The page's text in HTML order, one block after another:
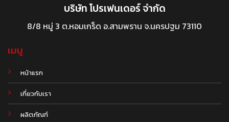
บริษัท โปรเฟนเดอร์ จำกัด
8/8 หมู่ 3 ต.หอมเกร็ด อ.สามพราน จ.นครปฐม 73110
เมนู
หน้าแรก
เกี่ยวกับเรา
ผลิตภัณฑ์